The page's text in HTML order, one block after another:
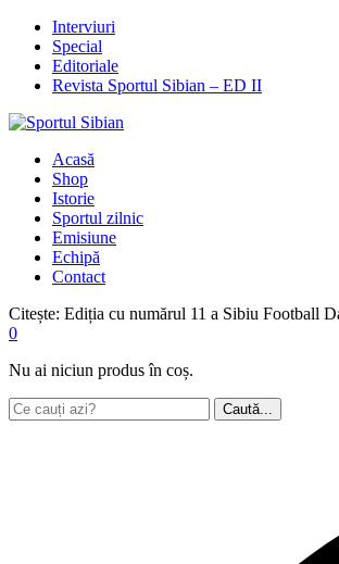
Interviuri
Special
Editoriale
Revista Sportul Sibian – ED II
Acasă
Shop
Istorie
Sportul zilnic
Emisiune
Echipă
Contact
Citește: Ediția cu numărul 11 a Sibiu Football
0
Nu ai niciun produs în coș.